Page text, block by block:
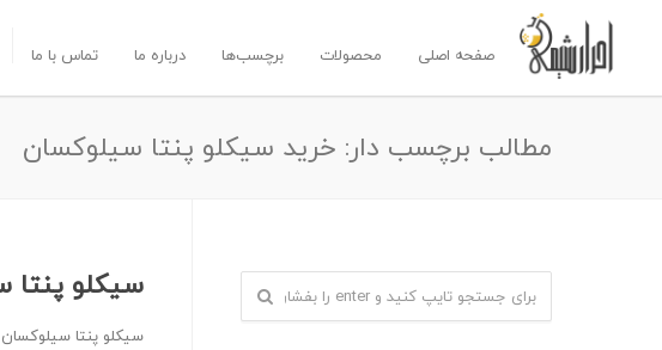
صفحه اصلی محصولات برچسب‌ها درباره ما تماس با ما
مطالب برچسب دار: خرید سیکلو پنتا سیلوکسان
سیکلو پنتا
سیکلو پنتا